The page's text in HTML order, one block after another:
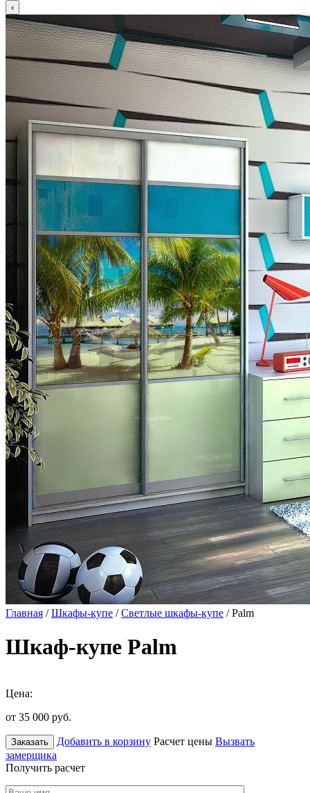
Главная /Шкафы-купе /Светлые шкафы-купе / Palm
Шкаф-купе Palm
Цена:
от 35 000 руб.
Заказать Добавить в корзину Расчет цены Вызвать
замерщика
Получить расчет